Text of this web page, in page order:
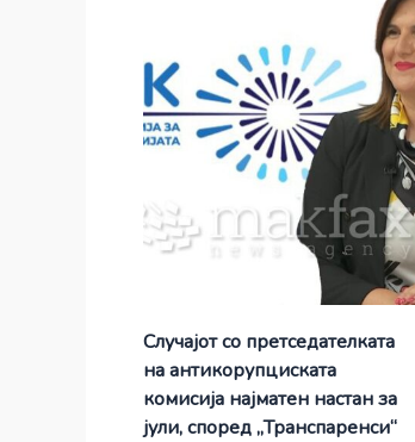
Случајот со претседателката
на антикорупциската
комисија најматен настан за
јули, според „Транспаренси“